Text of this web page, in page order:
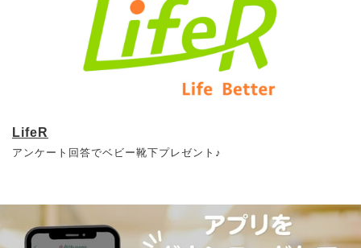
LifeR
アンケート回答でベビー靴下プレゼント♪